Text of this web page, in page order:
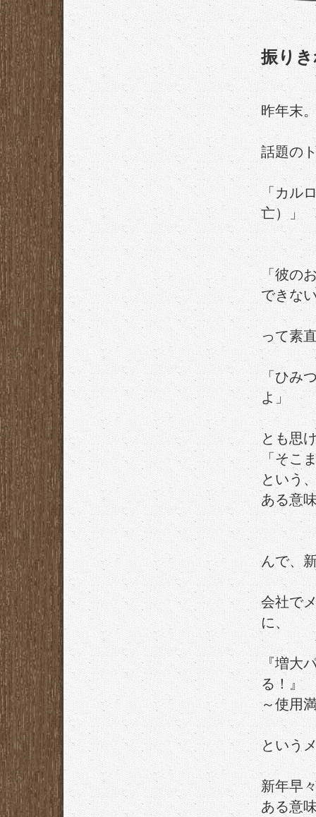
振り
昨年末
話題の
「カル
亡）」
「彼の
できな
って素
「ひみ
よ」
とも思
「そこ
という
ある意
んで、
会社で
に、
『増大
る！』
～使用
という
新年早
ある意